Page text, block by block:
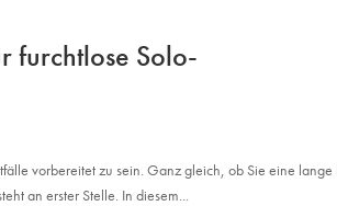
furchtlose Solo-
vorbereitet zu sein. Ganz gleich, ob Sie eine lange
an erster Stelle. In diesem...